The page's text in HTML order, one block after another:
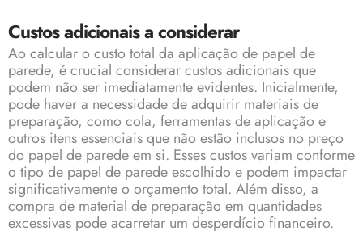
Custos adicionais a considerar
Ao calcular o custo total da aplicação de papel de
parede, é crucial considerar custos adicionais que
podem não ser imediatamente evidentes. Inicialmente,
pode haver a necessidade de adquirir materiais de
preparação, como cola, ferramentas de aplicação e
outros itens essenciais que não estão inclusos no preço
do papel de parede em si. Esses custos variam conforme
o tipo de papel de parede escolhido e podem impactar
significativamente o orçamento total. Além disso, a
compra de material de preparação em quantidades
excessivas pode acarretar um desperdício financeiro.